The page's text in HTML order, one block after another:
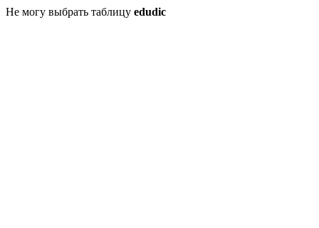
Не могу выбрать таблицу edudic